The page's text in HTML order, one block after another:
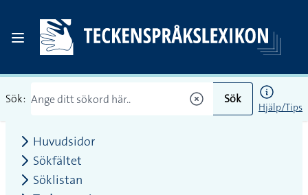
Sök: Sök
Hjälp/Tips
Huvudsidor
Sökfältet
Söklistan